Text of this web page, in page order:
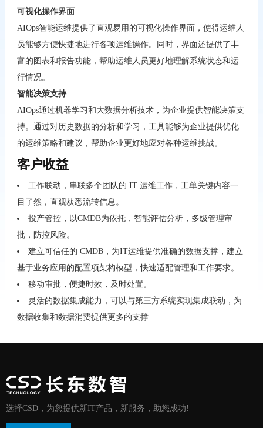
可视化操作界面
AIOps智能运维提供了直观易用的可视化操作界面，使得运维人
员能够方便快捷地进行各项运维操作。同时，界面还提供了丰
富的图表和报告功能，帮助运维人员更好地理解系统状态和运
行情况。
智能决策支持
AIOps通过机器学习和大数据分析技术，为企业提供智能决策支
持。通过对历史数据的分析和学习，工具能够为企业提供优化
的运维策略和建议，帮助企业更好地应对各种运维挑战。
客户收益
工作联动，串联多个团队的 IT 运维工作，工单关键内容一
目了然，直观获悉流转信息。
投产管控，以CMDB为依托，智能评估分析，多级管理审
批，防控风险。
建立可信任的 CMDB，为IT运维提供准确的数据支撑，建立
基于业务应用的配置项架构模型，快速适配管理和工作要求。
移动审批，便捷时效，及时处置。
灵活的数据集成能力，可以与第三方系统实现集成联动，为
数据收集和数据消费提供更多的支撑
选择CSD，为您提供新IT产品，新服务，助您成功!